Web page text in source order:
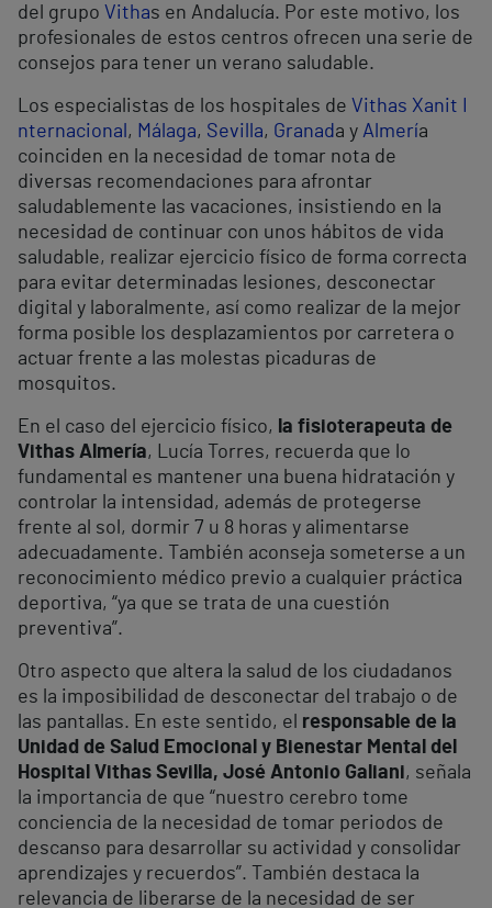
del grupo Vithas en Andalucía. Por este motivo, los
profesionales de estos centros ofrecen una serie de
consejos para tener un verano saludable.
Los especialistas de los hospitales de Vithas Xanit I
nternacional , Málaga, Sevilla, Granad a y Almería
coinciden en la necesidad de tomar nota de
diversas recomendaciones para afrontar
saludablemente las vacaciones, insistiendo en la
necesidad de continuar con unos hábitos de vida
saludable, realizar ejercicio físico de forma correcta
para evitar determinadas lesiones, desconectar
digital y laboralmente, así como realizar de la mejor
forma posible los desplazamientos por carretera o
actuar frente a las molestas picaduras de
mosquitos.
En el caso del ejercicio físico, la fisioterapeuta de
Vithas Almería, Lucía Torres, recuerda que lo
fundamental es mantener una buena hidratación y
controlar la intensidad, además de protegerse
frente al sol, dormir 7 u 8 horas y alimentarse
adecuadamente. También aconseja someterse a un
reconocimiento médico previo a cualquier práctica
deportiva, “ya que se trata de una cuestión
preventiva”.
Otro aspecto que altera la salud de los ciudadanos
es la imposibilidad de desconectar del trabajo o de
las pantallas. En este sentido, el responsable de la
Unidad de Salud Emocional y Bienestar Mental del
Hospital Vithas Sevilla, José Antonio Galiani , señala
la importancia de que “nuestro cerebro tome
conciencia de la necesidad de tomar periodos de
descanso para desarrollar su actividad y consolidar
aprendizajes y recuerdos”. También destaca la
relevancia de liberarse de la necesidad de ser